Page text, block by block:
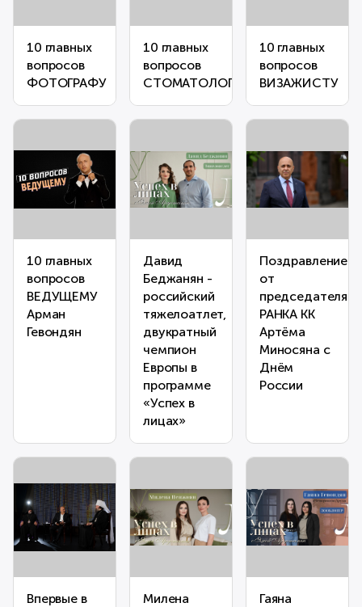
10 главных
вопросов
ФОТОГРАФУ
10 главных
вопросов
СТОМАТОЛОГУ
10 главных
вопросов
ВИЗАЖИСТУ
10 главных
вопросов
ВЕДУЩЕМУ
Арман
Гевондян
Давид
Беджанян -
российский
тяжелоатлет,
двукратный
чемпион
Европы в
программе
«Успех в
лицах»
Поздравление
от
председателя
РАНКА КК
Артёма
Миносяна с
Днём
России
Впервые в
Милена
Гаяна